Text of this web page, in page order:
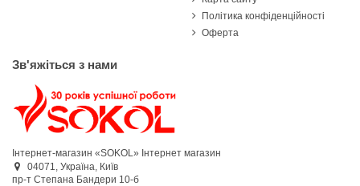
Політика конфіденційності
Оферта
Зв'яжіться з нами
Інтернет-магазин «SOKOL» Інтернет магазин
04071, Україна, Київ
пр-т Степана Бандери 10-б